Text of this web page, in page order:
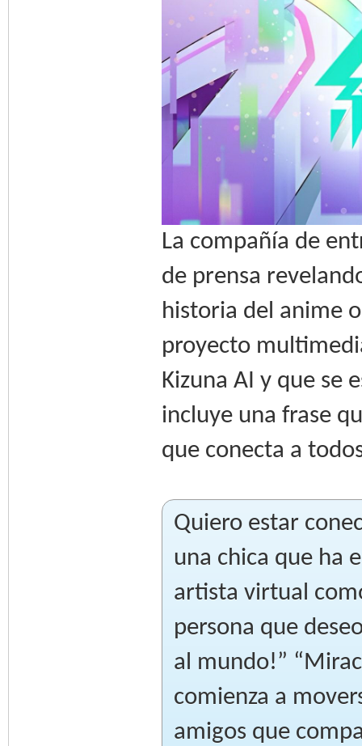
La compañía de
de prensa
historia del anime
proyecto
Kizuna AI y que se
incluye una frase
que conecta a
Quiero estar
una chica que ha
artista virtual
persona que
al mundo!”
comienza a
amigos que